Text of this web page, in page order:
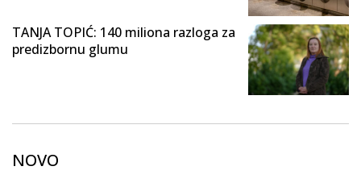
TANJA TOPIĆ: 140 miliona razloga za
predizbornu glumu
NOVO